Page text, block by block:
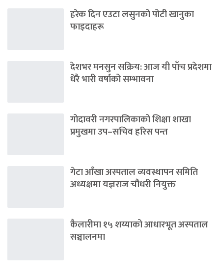
हरेक दिन एउटा लसुनको पोटी खानुका
फाइदाहरू
देशभर मनसुन सक्रिय: आज यी पाँच प्रदेशमा
धेरै भारी वर्षाको सम्भावना
गोदावरी नगरपालिकाको शिक्षा शाखा
प्रमुखमा उप–सचिव हरिस पन्त
गेटा आँखा अस्पताल व्यवस्थापन समिति
अध्यक्षमा यज्ञराज चौधरी नियुक्त
कैलारीमा १५ शय्याको आधारभूत अस्पताल
सञ्चालनमा